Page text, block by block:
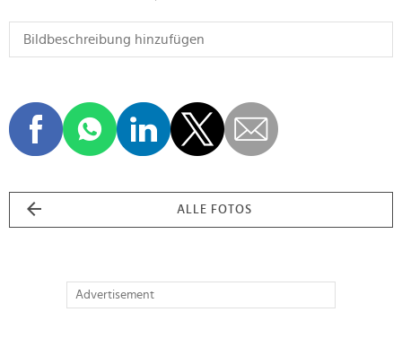
ALLE FOTOS
Advertisement